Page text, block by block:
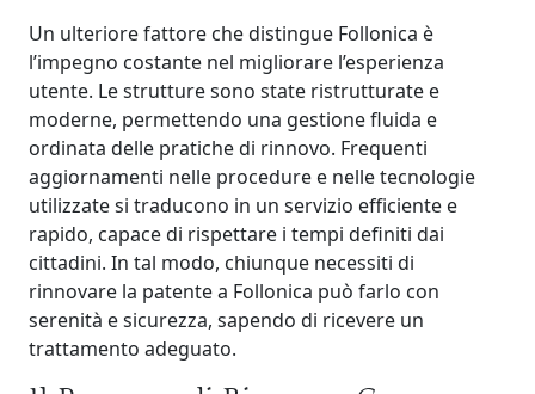
Un ulteriore fattore che distingue Follonica è
l’impegno costante nel migliorare l’esperienza
utente. Le strutture sono state ristrutturate e
moderne, permettendo una gestione fluida e
ordinata delle pratiche di rinnovo. Frequenti
aggiornamenti nelle procedure e nelle tecnologie
utilizzate si traducono in un servizio efficiente e
rapido, capace di rispettare i tempi definiti dai
cittadini. In tal modo, chiunque necessiti di
rinnovare la patente a Follonica può farlo con
serenità e sicurezza, sapendo di ricevere un
trattamento adeguato.